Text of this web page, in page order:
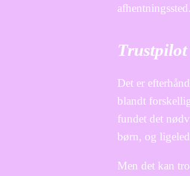
afhentningssted.
Det er
blandt
fundet det
børn, og
Men det kan